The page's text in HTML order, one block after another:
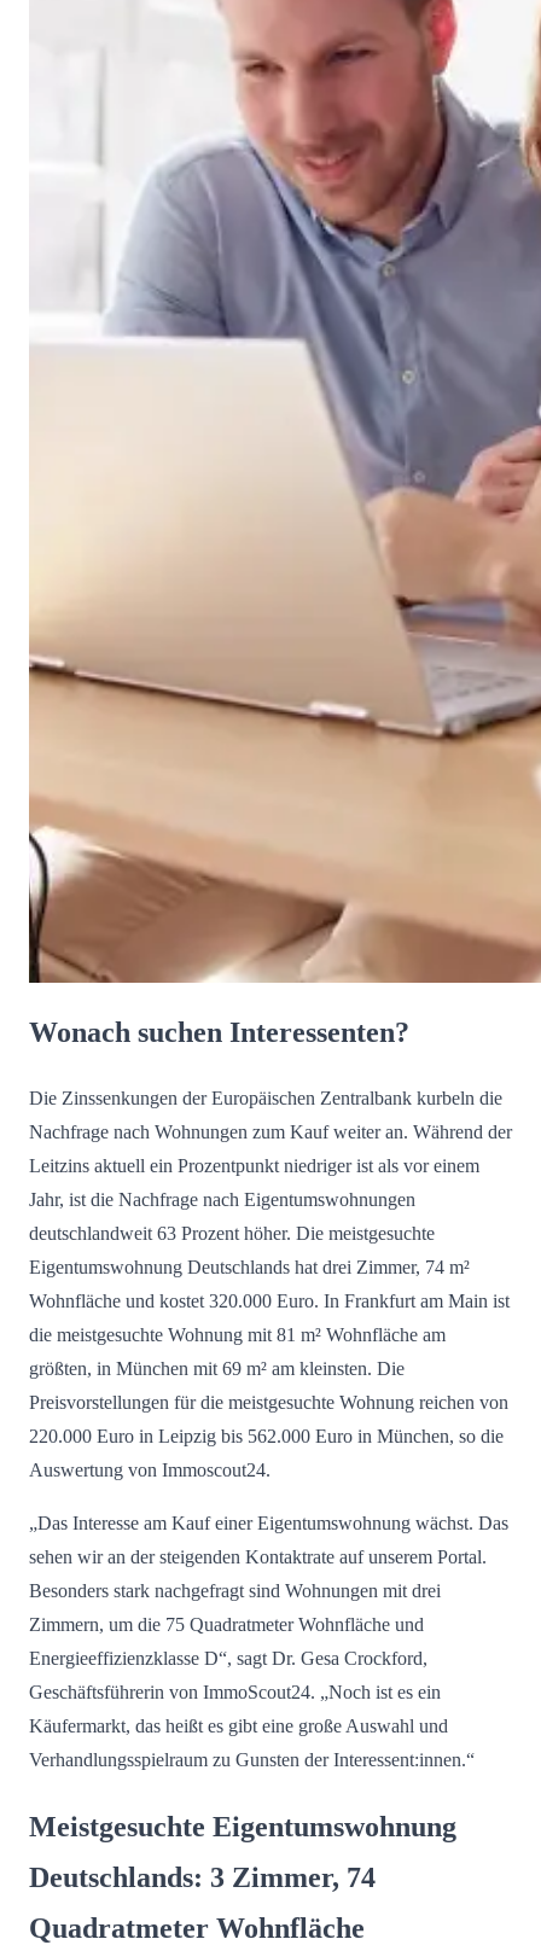
Wonach suchen Interessenten?
Die Zinssenkungen der Europäischen Zentralbank kurbeln die
Nachfrage nach Wohnungen zum Kauf weiter an. Während der
Leitzins aktuell ein Prozentpunkt niedriger ist als vor einem
Jahr, ist die Nachfrage nach Eigentumswohnungen
deutschlandweit 63 Prozent höher. Die meistgesuchte
Eigentumswohnung Deutschlands hat drei Zimmer, 74 m²
Wohnfläche und kostet 320.000 Euro. In Frankfurt am Main ist
die meistgesuchte Wohnung mit 81 m² Wohnfläche am
größten, in München mit 69 m² am kleinsten. Die
Preisvorstellungen für die meistgesuchte Wohnung reichen von
220.000 Euro in Leipzig bis 562.000 Euro in München, so die
Auswertung von Immoscout24.
„Das Interesse am Kauf einer Eigentumswohnung wächst. Das
sehen wir an der steigenden Kontaktrate auf unserem Portal.
Besonders stark nachgefragt sind Wohnungen mit drei
Zimmern, um die 75 Quadratmeter Wohnfläche und
Energieeffizienzklasse D“, sagt Dr. Gesa Crockford,
Geschäftsführerin von ImmoScout24. „Noch ist es ein
Käufermarkt, das heißt es gibt eine große Auswahl und
Verhandlungsspielraum zu Gunsten der Interessent:innen.“
Meistgesuchte Eigentumswohnung
Deutschlands: 3 Zimmer, 74
Quadratmeter Wohnfläche